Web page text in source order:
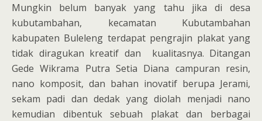
Mungkin belum banyak yang tahu jika di desa
kubutambahan, kecamatan Kubutambahan
kabupaten Buleleng terdapat pengrajin plakat yang
tidak diragukan kreatif dan kualitasnya. Ditangan
Gede Wikrama Putra Setia Diana campuran resin,
nano komposit, dan bahan inovatif berupa Jerami,
sekam padi dan dedak yang diolah menjadi nano
kemudian dibentuk sebuah plakat dan berbagai